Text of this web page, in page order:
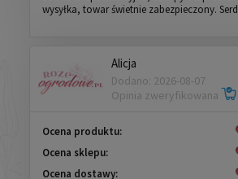
wysyłka, towar świetnie zabezpieczony.
Alicja
Dodano: 2026-08-07
Opinia zweryfikowana
Ocena produktu:
Ocena sklepu:
Ocena dostawy: